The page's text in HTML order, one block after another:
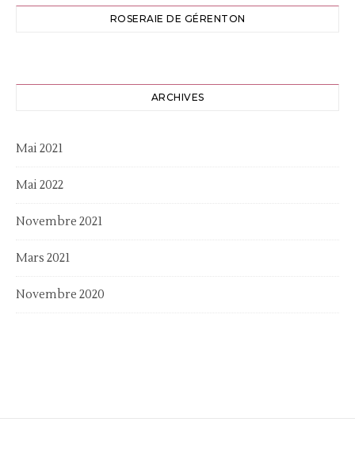
ROSERAIE DE GÉRENTON
ARCHIVES
Mai 2021
Mai 2022
Novembre 2021
Mars 2021
Novembre 2020